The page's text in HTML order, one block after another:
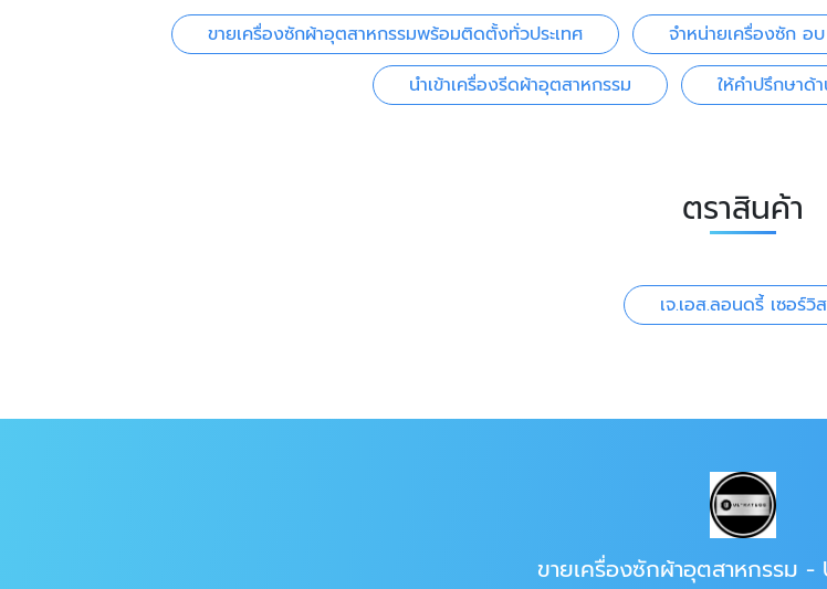
ขายเครื่องซักผ้าอุตสาหกรรมพร้อมติดตั้งทั่วประเทศ จำหน่ายเครื่องซัก อ
นำเข้าเครื่องรีดผ้าอุตสาหกรรม
ให้คำปรึกษาด้
ตราสินค้า
เจ.เอส.ลอนดรี้ เซอร์วิส
ขายเครื่องซักผ้าอุตสาหกรรม -